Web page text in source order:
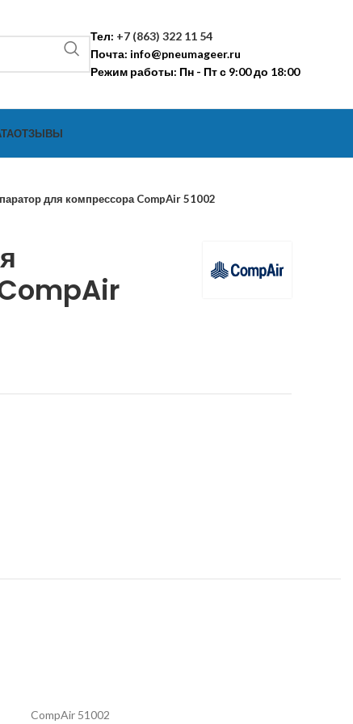
Тел: +7 (863) 322 11 54
Почта: info@pneumageer.ru
Режим работы: Пн - Пт с 9:00 до 18:00
ОТЗЫВЫ
для компрессора CompAir 51002
CompAir 51002